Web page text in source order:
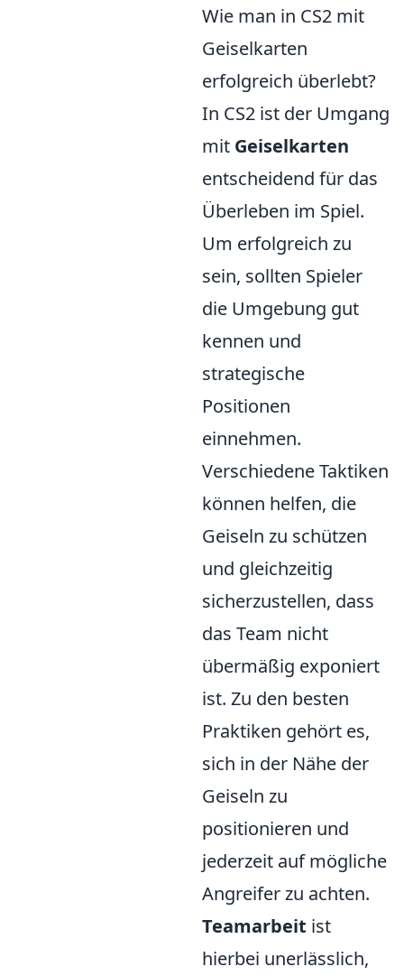
Wie man in CS2 mit
Geiselkarten
erfolgreich überlebt?
In CS2 ist der Umgang
mit Geiselkarten
entscheidend für das
Überleben im Spiel.
Um erfolgreich zu
sein, sollten Spieler
die Umgebung gut
kennen und
strategische
Positionen
einnehmen.
Verschiedene Taktiken
können helfen, die
Geiseln zu schützen
und gleichzeitig
sicherzustellen, dass
das Team nicht
übermäßig exponiert
ist. Zu den besten
Praktiken gehört es,
sich in der Nähe der
Geiseln zu
positionieren und
jederzeit auf mögliche
Angreifer zu achten.
Teamarbeit ist
hierbei unerlässlich,